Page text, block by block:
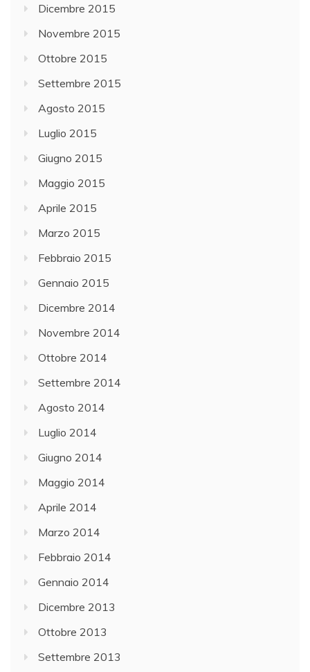
Dicembre 2015
Novembre 2015
Ottobre 2015
Settembre 2015
Agosto 2015
Luglio 2015
Giugno 2015
Maggio 2015
Aprile 2015
Marzo 2015
Febbraio 2015
Gennaio 2015
Dicembre 2014
Novembre 2014
Ottobre 2014
Settembre 2014
Agosto 2014
Luglio 2014
Giugno 2014
Maggio 2014
Aprile 2014
Marzo 2014
Febbraio 2014
Gennaio 2014
Dicembre 2013
Ottobre 2013
Settembre 2013